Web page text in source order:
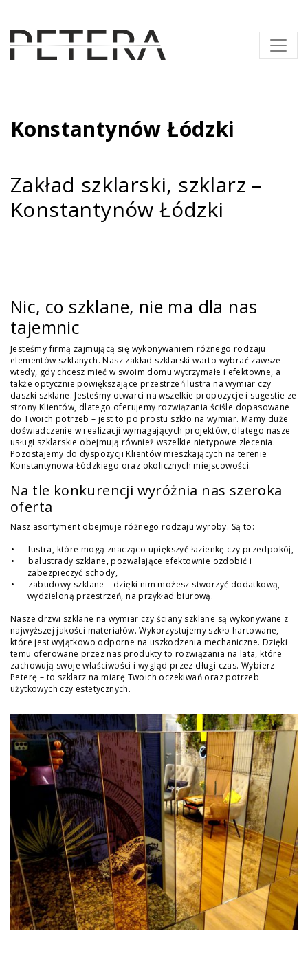
Konstantynów Łódzki
Zakład szklarski, szklarz –
Konstantynów Łódzki
Nic, co szklane, nie ma dla nas
tajemnic
Jesteśmy firmą zajmującą się wykonywaniem różnego rodzaju
elementów szklanych. Nasz zakład szklarski warto wybrać zawsze
wtedy, gdy chcesz mieć w swoim domu wytrzymałe i efektowne, a
także optycznie powiększające przestrzeń lustra na wymiar czy
daszki szklane. Jesteśmy otwarci na wszelkie propozycje i sugestie ze
strony Klientów, dlatego oferujemy rozwiązania ściśle dopasowane
do Twoich potrzeb – jest to po prostu szkło na wymiar. Mamy duże
doświadczenie w realizacji wymagających projektów, dlatego nasze
usługi szklarskie obejmują również wszelkie nietypowe zlecenia.
Pozostajemy do dyspozycji Klientów mieszkających na terenie
Konstantynowa Łódzkiego oraz okolicznych miejscowości.
Na tle konkurencji wyróżnia nas szeroka
oferta
Nasz asortyment obejmuje różnego rodzaju wyroby. Są to:
lustra, które mogą znacząco upiększyć łazienkę czy przedpokój,
balustrady szklane, pozwalające efektownie ozdobić i
zabezpieczyć schody,
zabudowy szklane – dzięki nim możesz stworzyć dodatkową,
wydzieloną przestrzeń, na przykład biurową.
Nasze drzwi szklane na wymiar czy ściany szklane są wykonywane z
najwyższej jakości materiałów. Wykorzystujemy szkło hartowane,
które jest wyjątkowo odporne na uszkodzenia mechaniczne. Dzięki
temu oferowane przez nas produkty to rozwiązania na lata, które
zachowują swoje właściwości i wygląd przez długi czas. Wybierz
Peterę – to szklarz na miarę Twoich oczekiwań oraz potrzeb
użytkowych czy estetycznych.